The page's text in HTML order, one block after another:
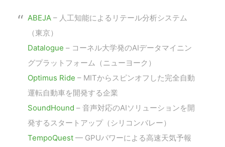
ABEJA – 人工知能によるリテール分析システム
（東京）
Datalogue – コーネル大学発のAIデータマイニン
グプラットフォーム（ニューヨーク）
Optimus Ride – MITからスピンオフした完全自動
運転自動車を開発する企業
SoundHound – 音声対応のAIソリューションを開
発するスタートアップ（シリコンバレー）
TempoQuest — GPUパワーによる高速天気予報